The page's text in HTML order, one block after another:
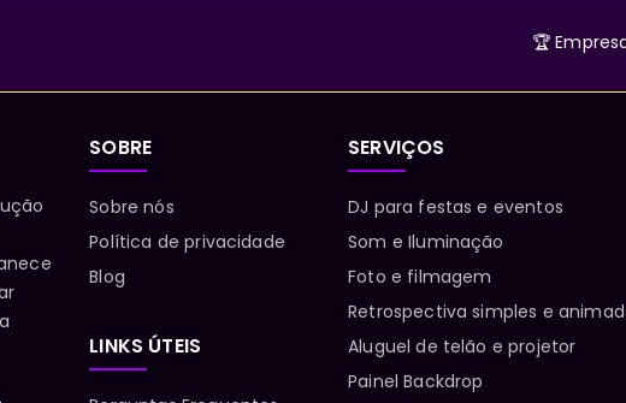
🏆
SOBRE
Sobre nós
Política de privacidade
Blog
LINKS ÚTEIS
SERVIÇOS
DJ para festas e eventos
Som e Iluminação
Foto e filmagem
Retrospectiva simples e
Aluguel de telão e projetor
Painel Backdrop